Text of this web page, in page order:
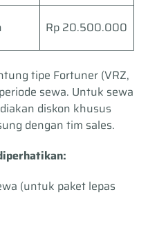
Rp 20.500.000
tipe Fortuner (VRZ,
sewa. Untuk sewa
diskon khusus
dengan tim sales.
(untuk paket lepas